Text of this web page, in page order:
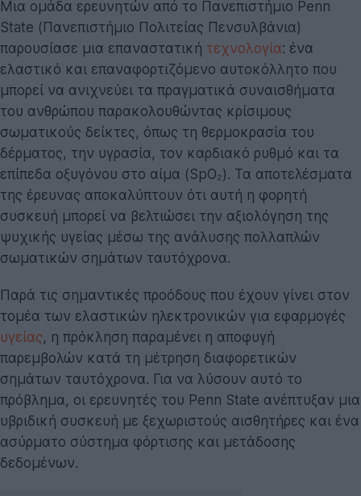
Μια ομάδα ερευνητών από το Πανεπιστήμιο Penn
State (Πανεπιστήμιο Πολιτείας Πενσυλβάνια)
παρουσίασε μια επαναστατική τεχνολογία: ένα
ελαστικό και επαναφορτιζόμενο αυτοκόλλητο που
μπορεί να ανιχνεύει τα πραγματικά συναισθήματα
του ανθρώπου παρακολουθώντας κρίσιμους
σωματικούς δείκτες, όπως τη θερμοκρασία του
δέρματος, την υγρασία, τον καρδιακό ρυθμό και τα
επίπεδα οξυγόνου στο αίμα (SpO₂). Τα αποτελέσματα
της έρευνας αποκαλύπτουν ότι αυτή η φορητή
συσκευή μπορεί να βελτιώσει την αξιολόγηση της
ψυχικής υγείας μέσω της ανάλυσης πολλαπλών
σωματικών σημάτων ταυτόχρονα.
Παρά τις σημαντικές προόδους που έχουν γίνει στον
τομέα των ελαστικών ηλεκτρονικών για εφαρμογές
υγείας, η πρόκληση παραμένει η αποφυγή
παρεμβολών κατά τη μέτρηση διαφορετικών
σημάτων ταυτόχρονα. Για να λύσουν αυτό το
πρόβλημα, οι ερευνητές του Penn State ανέπτυξαν μια
υβριδική συσκευή με ξεχωριστούς αισθητήρες και ένα
ασύρματο σύστημα φόρτισης και μετάδοσης
δεδομένων.